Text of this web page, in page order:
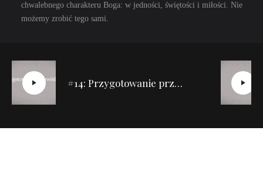
chwalebnego charakteru Boga: w jedności, świętości i miłości. Nie
możemy zrobić tego sami.
#14: Przygotowanie przywódców | Cechy zdrowego kościoła